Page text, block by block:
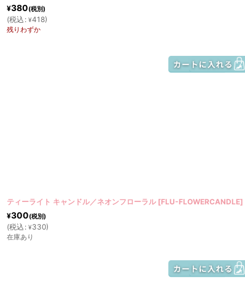
¥380(税別)
(税込 : ¥418)
残りわずか
ティーライト キャンドル／ネオンフローラル [FLU-FLOWERCANDLE]
¥300(税別)
(税込 : ¥330)
在庫あり